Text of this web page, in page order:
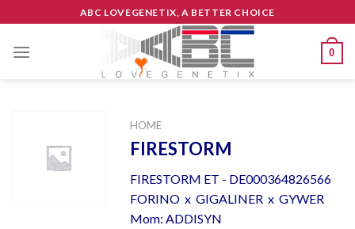
to
content
ABC LOVEGENETIX, A BETTER CHOICE
0
HOME
FIRESTORM
FIRESTORM ET - DE000364826566
FORINO x GIGALINER x GYWER
Mom: ADDISYN